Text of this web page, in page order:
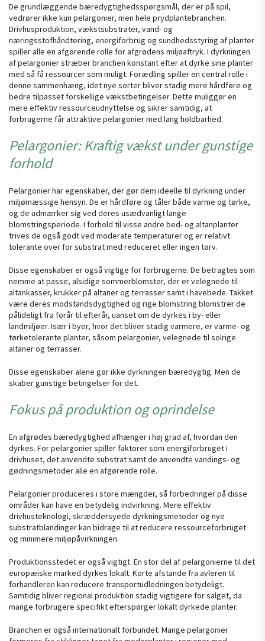
De grundlæggende bæredygtighedsspørgsmål, der er på spil,
vedrører ikke kun pelargonier, men hele prydplantebranchen.
Drivhusproduktion, vækstsubstrater, vand- og
næringsstofhåndtering, energiforbrug og sundhedsstyring af planter
spiller alle en afgørende rolle for afgrødens miljøaftryk. I dyrkningen
af pelargonier stræber branchen konstant efter at dyrke sine planter
med så få ressourcer som muligt. Forædling spiller en central rolle i
denne sammenhæng, idet nye sorter bliver stadig mere hårdføre og
bedre tilpasset forskellige vækstbetingelser. Dette muliggør en
mere effektiv ressourceudnyttelse og sikrer samtidig, at
forbrugerne får attraktive pelargonier med lang holdbarhed.
Pelargonier: Kraftig vækst under gunstige
forhold
Pelargonier har egenskaber, der gør dem ideelle til dyrkning under
miljømæssige hensyn. De er hårdføre og tåler både varme og tørke,
og de udmærker sig ved deres usædvanligt lange
blomstringsperiode. I forhold til visse andre bed- og altanplanter
trives de også godt ved moderate temperaturer og er relativt
tolerante over for substrat med reduceret eller ingen tørv.
Disse egenskaber er også vigtige for forbrugerne. De betragtes som
nemme at passe, alsidige sommerblomster, der er velegnede til
altankasser, krukker på altaner og terrasser samt i havebede. Takket
være deres modstandsdygtighed og rige blomstring blomstrer de
pålideligt fra forår til efterår, uanset om de dyrkes i by- eller
landmiljøer. Især i byer, hvor det bliver stadig varmere, er varme- og
tørketolerante planter, såsom pelargonier, velegnede til solrige
altaner og terrasser.
Disse egenskaber alene gør ikke dyrkningen bæredygtig. Men de
skaber gunstige betingelser for det.
Fokus på produktion og oprindelse
En afgrødes bæredygtighed afhænger i høj grad af, hvordan den
dyrkes. For pelargonier spiller faktorer som energiforbruget i
drivhuset, det anvendte substrat samt de anvendte vandings- og
gødningsmetoder alle en afgørende rolle.
Pelargonier produceres i store mængder, så forbedringer på disse
områder kan have en betydelig indvirkning. Mere effektiv
drivhusteknologi, skræddersyede dyrkningsmetoder og nye
substratblandinger kan bidrage til at reducere ressourceforbruget
og minimere miljøpåvirkningen.
Produktionsstedet er også vigtigt. En stor del af pelargonierne til det
europæiske marked dyrkes lokalt. Korte afstande fra avleren til
forhandleren kan reducere transportudledningen betydeligt.
Samtidig bliver regional produktion stadig vigtigere for salget, da
mange forbrugere specifikt efterspørger lokalt dyrkede planter.
Branchen er også internationalt forbundet. Mange pelargonier